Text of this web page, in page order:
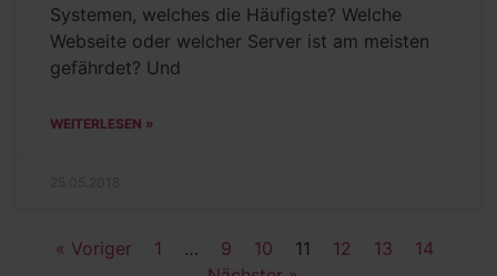
Systemen, welches die Häufigste? Welche
Webseite oder welcher Server ist am meisten
gefährdet? Und
WEITERLESEN »
« Voriger 1 … 9 10 11 12 13
14